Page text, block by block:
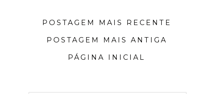
POSTAGEM MAIS RECENTE
POSTAGEM MAIS ANTIGA
PÁGINA INICIAL